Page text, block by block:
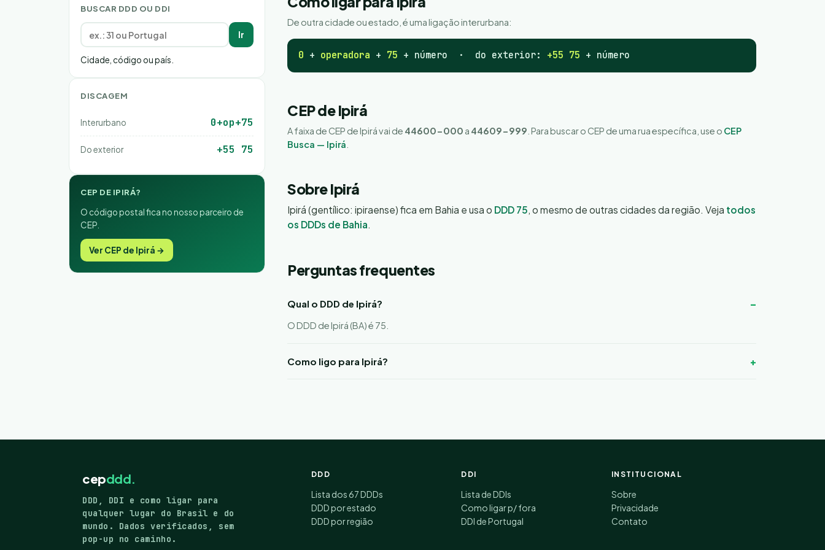
BUSCAR DDD OU DDI
Ir
Cidade, código ou país.
DISCAGEM
Interurbano 0+op+75
Do exterior +55 75
CEP DE IPIRÁ?
O código postal fica no nosso parceiro de
CEP.
Ver CEP de Ipirá →
De outra cidade ou estado, é uma ligação interurbana:
0 + operadora + 75 + número · do exterior: +55 75 + número
CEP de Ipirá
A faixa de CEP de Ipirá vai de 44600-000 a 44609-999 . Para buscar o CEP de uma rua específica, use o CEP
Busca — Ipirá
Sobre Ipirá
Ipirá (gentílico: ipiraense) fica em Bahia e usa o DDD 75, o mesmo de outras cidades da região. Veja todos
os DDDs de Bahia.
Perguntas frequentes
Qual o DDD de Ipirá?
O DDD de Ipirá (BA) é 75.
Como ligo para Ipirá?
cepddd.
DDD, DDI e como ligar para
qualquer lugar do Brasil e do
mundo. Dados verificados, sem
pop-up no caminho.
DDD
Lista dos 67 DDDs
DDD por estado
DDD por região
DDI
Lista de DDIs
Como ligar p/ fora
DDI de Portugal
INSTITUCIONAL
Sobre
Privacidade
Contato